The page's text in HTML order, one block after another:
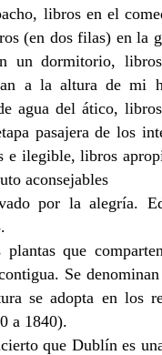
libros en el
(en dos filas) en la
un dormitorio,
a la altura de mi
agua del ático,
pasajera de los
e ilegible, libros
aconsejables
por la alegría.
que
Se denominan
se adopta en los
a 1840).
que Dublín es